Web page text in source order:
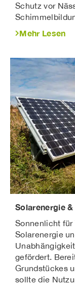
Schutz vor
Mehr Lesen
Solarenergie
Sonnenlicht für
Solarenergie
gefördert.
Grundstückes
sollte die